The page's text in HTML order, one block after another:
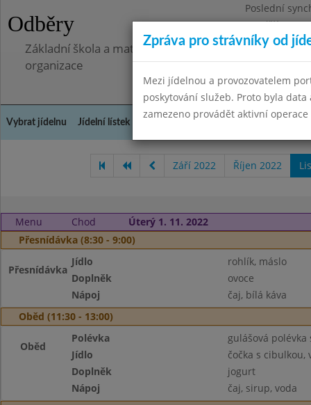
Odběry
Poslední
Pondělí
Základní škola a mateřská škola Libá, okres Cheb,
organizace
Vybrat jídelnu Jídelní lístek Kontakty a informace
Září 2022 Říjen 2022
Menu Chod
Úterý 1. 11. 2022
Přesnídávka (8:30 - 9:00)
Přesnídávka
Jídlo
rohlík, máslo
Doplněk
ovoce
Nápoj
čaj, bílá káva
Oběd (11:30 - 13:00)
Oběd
Polévka
gulášová
Jídlo
čočka s cibulkou,
Doplněk
jogurt
Nápoj
čaj, sirup, voda
Zpráva pro strávníky od
Mezi jídelnou a provozovatelem
poskytování služeb. Proto byla
zamezeno provádět aktivní